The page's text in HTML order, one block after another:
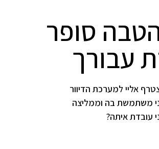
סופר
עבורך
אליי למערכת הדיוור
משתמשת בה וממליצה
עובדת איתה?